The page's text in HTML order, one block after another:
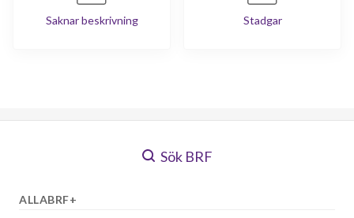
Saknar beskrivning Stadgar
Sök BRF
ALLABRF+